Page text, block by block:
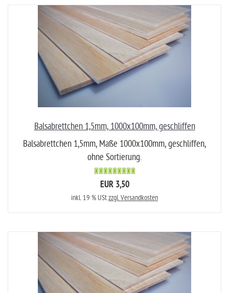
Balsabrettchen 1,5mm, 1000x100mm, geschliffen
Balsabrettchen 1,5mm, Maße 1000x100mm, geschliffen,
ohne Sortierung.
EUR 3,50
inkl. 19 % UStzzgl. Versandkosten